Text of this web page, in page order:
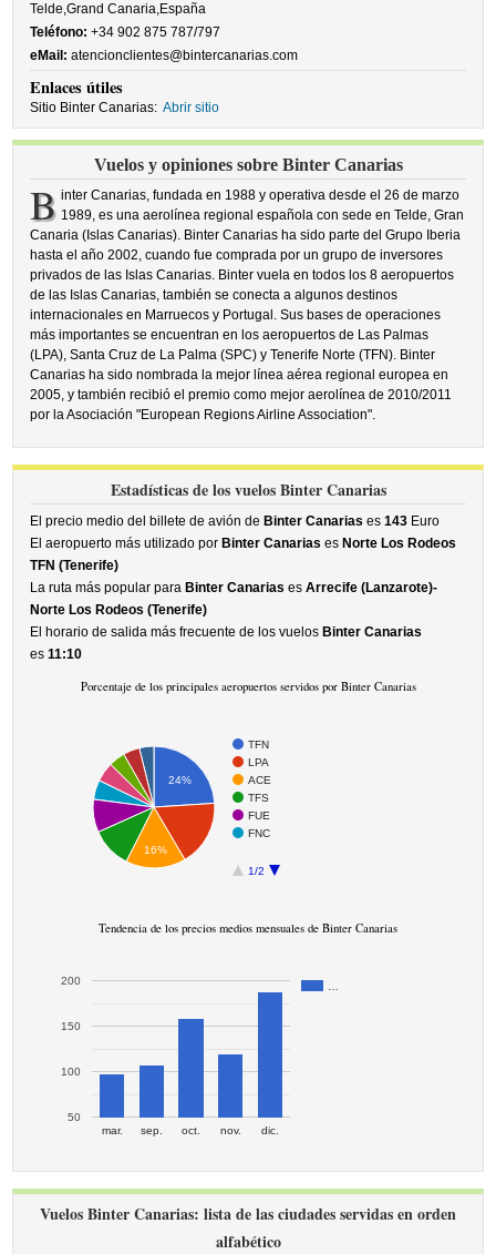
Telde,Grand Canaria,España
Teléfono: +34 902 875 787/797
eMail: atencionclientes@bintercanarias.com
Enlaces útiles
Sitio Binter Canarias: Abrir sitio
Vuelos y opiniones sobre Binter Canarias
B inter Canarias, fundada en 1988 y operativa desde el 26 de marzo
1989, es una aerolínea regional española con sede en Telde, Gran
Canaria (Islas Canarias). Binter Canarias ha sido parte del Grupo Iberia
hasta el año 2002, cuando fue comprada por un grupo de inversores
privados de las Islas Canarias. Binter vuela en todos los 8 aeropuertos
de las Islas Canarias, también se conecta a algunos destinos
internacionales en Marruecos y Portugal. Sus bases de operaciones
más importantes se encuentran en los aeropuertos de Las Palmas
(LPA), Santa Cruz de La Palma (SPC) y Tenerife Norte (TFN). Binter
Canarias ha sido nombrada la mejor línea aérea regional europea en
2005, y también recibió el premio como mejor aerolínea de 2010/2011
por la Asociación "European Regions Airline Association".
Estadísticas de los vuelos Binter Canarias
El precio medio del billete de avión de Binter Canarias es143 Euro
El aeropuerto más utilizado por Binter Canarias es Norte Los Rodeos
TFN (Tenerife)
La ruta más popular para Binter Canarias esArrecife (Lanzarote)-
Norte Los Rodeos (Tenerife)
El horario de salida más frecuente de los vuelos Binter Canarias
es11:10
Porcentaje de los principales aeropuertos servidos por Binter Canarias
TFN
LPA
ACE
TFS
FUE
FNC
1/2
24%
16%
Tendencia de los precios medios mensuales de Binter Canarias
mar. sep. oct. nov. dic.
50
100
150
200
Vuelos Binter Canarias: lista de las ciudades servidas en orden
alfabético